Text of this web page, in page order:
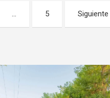
… 5 Siguiente